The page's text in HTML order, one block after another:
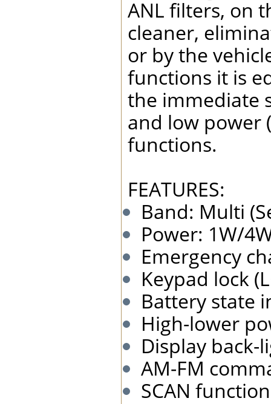
ANL filters, on
cleaner,
or by the
functions it is
the immediate
and low power
functions.
FEATURES:
Band: Multi
Power: 1W/
Emergency
Keypad lock
Battery state
High-lower
Display
AM-FM
SCAN